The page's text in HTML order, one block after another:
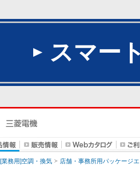
スマー
[業務用]空調・換気 店舗・事務所用パッケージ